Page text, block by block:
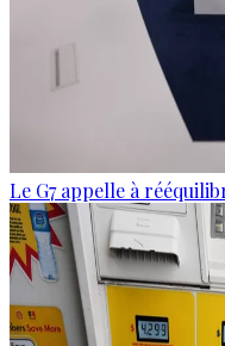
Le G7 appelle à